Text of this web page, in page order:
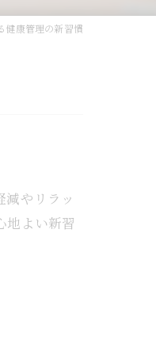
健康管理の新習慣
やリラッ
地よい新習